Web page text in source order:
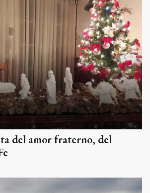
del amor fraterno, del